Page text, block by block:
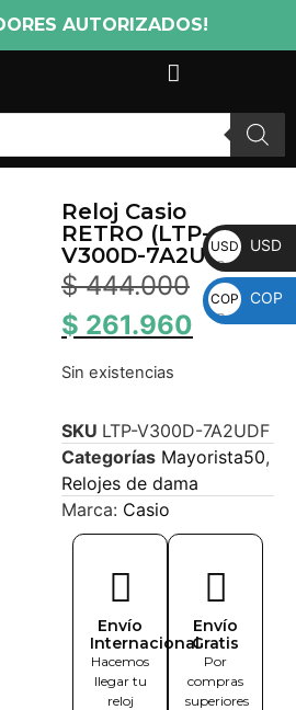
AUTORIZADOS!
Reloj Casio
RETRO (LTP-
V300D-7A2UDF)
$444.000
$ 261.960
Sin existencias
SKU LTP-V300D-7A2UDF
Categorías Mayorista50,
Relojes de dama
Marca: Casio
Envío
Internacional
Hacemos
llegar tu
reloj
Envío
Gratis
Por
compras
superiores
USD USD
COP COP